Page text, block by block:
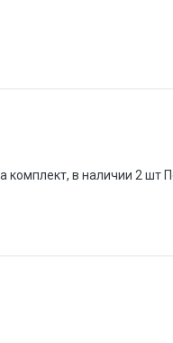
комплект, в наличии 2 шт